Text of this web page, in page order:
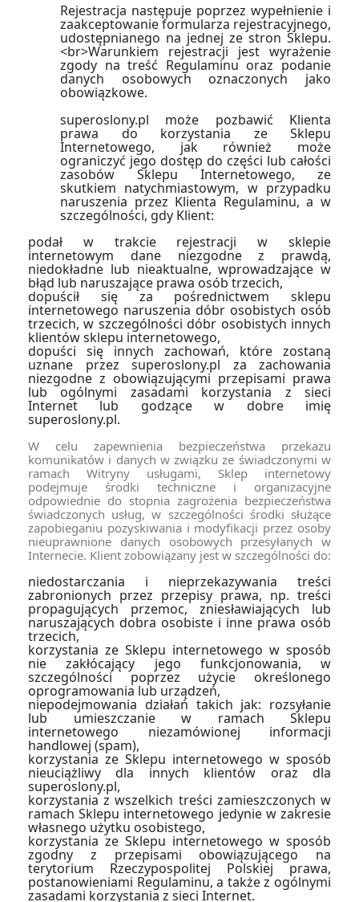
Rejestracja następuje poprzez wypełnienie i
zaakceptowanie formularza rejestracyjnego,
udostępnianego na jednej ze stron Sklepu.
<br>Warunkiem rejestracji jest wyrażenie
zgody na treść Regulaminu oraz podanie
danych osobowych oznaczonych jako
obowiązkowe.
superoslony.pl może pozbawić Klienta
prawa do korzystania ze Sklepu
Internetowego, jak również może
ograniczyć jego dostęp do części lub całości
zasobów Sklepu Internetowego, ze
skutkiem natychmiastowym, w przypadku
naruszenia przez Klienta Regulaminu, a w
szczególności, gdy Klient:
podał w trakcie rejestracji w sklepie
internetowym dane niezgodne z prawdą,
niedokładne lub nieaktualne, wprowadzające w
błąd lub naruszające prawa osób trzecich,
dopuścił się za pośrednictwem sklepu
internetowego naruszenia dóbr osobistych osób
trzecich, w szczególności dóbr osobistych innych
klientów sklepu internetowego,
dopuści się innych zachowań, które zostaną
uznane przez superoslony.pl za zachowania
niezgodne z obowiązującymi przepisami prawa
lub ogólnymi zasadami korzystania z sieci
Internet lub godzące w dobre imię
superoslony.pl.
W celu zapewnienia bezpieczeństwa przekazu
komunikatów i danych w związku ze świadczonymi w
ramach Witryny usługami, Sklep internetowy
podejmuje środki techniczne i organizacyjne
odpowiednie do stopnia zagrożenia bezpieczeństwa
świadczonych usług, w szczególności środki służące
zapobieganiu pozyskiwania i modyfikacji przez osoby
nieuprawnione danych osobowych przesyłanych w
Internecie. Klient zobowiązany jest w szczególności do:
niedostarczania i nieprzekazywania treści
zabronionych przez przepisy prawa, np. treści
propagujących przemoc, zniesławiających lub
naruszających dobra osobiste i inne prawa osób
trzecich,
korzystania ze Sklepu internetowego w sposób
nie zakłócający jego funkcjonowania, w
szczególności poprzez użycie określonego
oprogramowania lub urządzeń,
niepodejmowania działań takich jak: rozsyłanie
lub umieszczanie w ramach Sklepu
internetowego niezamówionej informacji
handlowej (spam),
korzystania ze Sklepu internetowego w sposób
nieuciążliwy dla innych klientów oraz dla
superoslony.pl,
korzystania z wszelkich treści zamieszczonych w
ramach Sklepu internetowego jedynie w zakresie
własnego użytku osobistego,
korzystania ze Sklepu internetowego w sposób
zgodny z przepisami obowiązującego na
terytorium Rzeczypospolitej Polskiej prawa,
postanowieniami Regulaminu, a także z ogólnymi
zasadami korzystania z sieci Internet.